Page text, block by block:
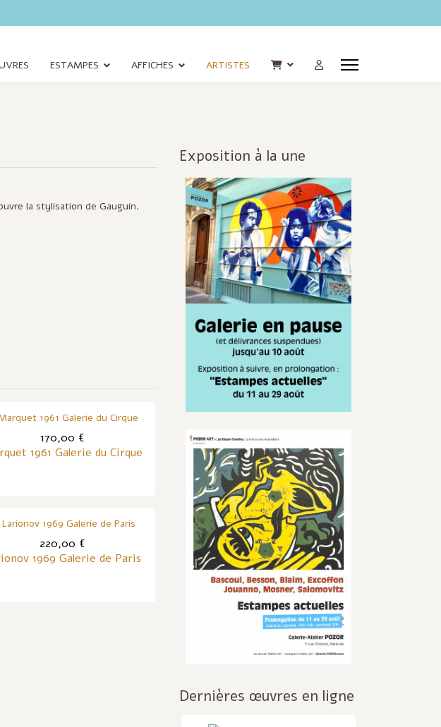
ESTAMPES AFFICHES ARTISTES
la stylisation de Gauguin.
170,00 €
1961 Galerie du Cirque
220,00 €
1969 Galerie de Paris
Exposition à la une
Dernières œuvres en ligne